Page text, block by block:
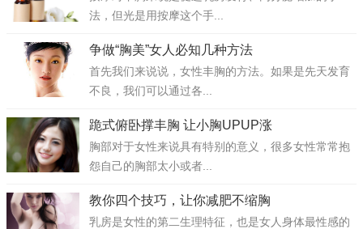
法，但光是用按摩这个手...
争做“胸美”女人必知几种方法
首先我们来说说，女性丰胸的方法。如果是先天发育
不良，我们可以通过各...
跪式俯卧撑丰胸 让小胸UPUP涨
胸部对于女性来说具有特别的意义，很多女性常常抱
怨自己的胸部太小或者...
教你四个技巧，让你减肥不缩胸
乳房是女性的第二生理特征，也是女人身体最性感的